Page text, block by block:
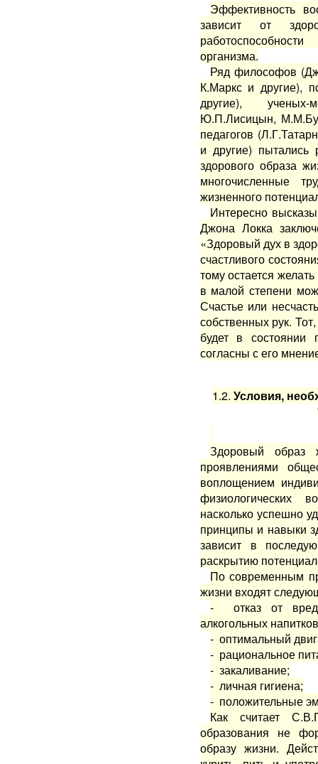
Эффективность
зависит от
организма.
Ряд философов
К.Маркс и другие),
другие),
Ю.П.Лисицын,
педагогов
и другие) пытались
здорового образа
многочисленные
жизненного
Интересно
Джона Локка
«Здоровый дух в
счастливого
тому остается
в малой степени
Счастье или
собственных рук.
будет в
согласны с его
1.2. Условия,
Здоровый образ
проявлениями
воплощением
физиологических
насколько успешно
принципы и навыки
зависит в
раскрытию
По современным
жизни входят
- отказ от
алкогольных
- оптимальный
- рациональное
- закаливание;
- личная гигиена;
- положительные
Как считает
образования не
образу жизни.